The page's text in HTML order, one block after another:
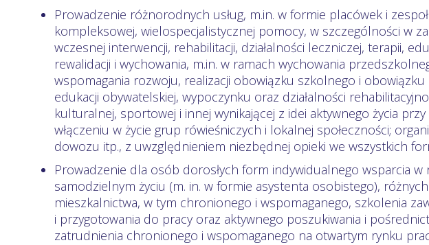
Prowadzenie różnorodnych usług, m.in. w formie placówek i
kompleksowej, wielospecjalistycznej pomocy, w szczególności w
wczesnej interwencji, rehabilitacji, działalności leczniczej, terapii,
rewalidacji i wychowania, m.in. w ramach wychowania
wspomagania rozwoju, realizacji obowiązku szkolnego i obowiązku
edukacji obywatelskiej, wypoczynku oraz działalności
kulturalnej, sportowej i innej wynikającej z idei aktywnego życia przy
włączeniu w życie grup rówieśniczych i lokalnej społeczności;
dowozu itp., z uwzględnieniem niezbędnej opieki we wszystkich
Prowadzenie dla osób dorosłych form indywidualnego wsparcia w
samodzielnym życiu (m. in. w formie asystenta osobistego),
mieszkalnictwa, w tym chronionego i wspomaganego, szkolenia
i przygotowania do pracy oraz aktywnego poszukiwania i
zatrudnienia chronionego i wspomaga­nego na otwartym rynku